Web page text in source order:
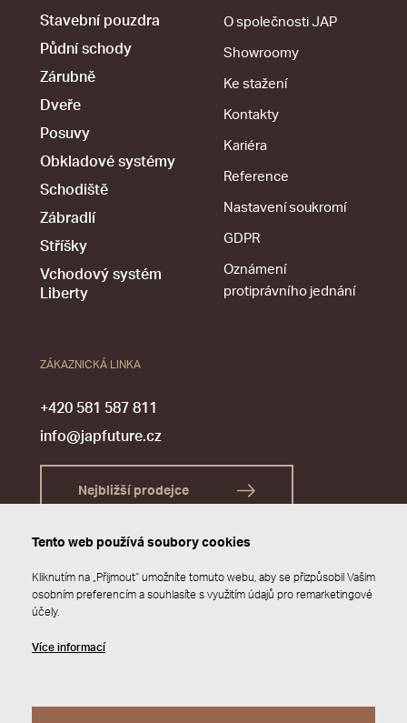
Stavební pouzdra
Půdní schody
Zárubně
Dveře
Posuvy
Obkladové systémy
Schodiště
Zábradlí
Stříšky
Vchodový systém
Liberty
O společnosti JAP
Showroomy
Ke stažení
Kontakty
Kariéra
Reference
Nastavení soukromí
GDPR
Oznámení
protiprávního jednání
ZÁKAZNICKÁ LINKA
+420 581 587 811
info@japfuture.cz
Nejbližší prodejce
Tento web používá soubory cookies
Kliknutím na „Přijmout“ umožníte tomuto webu, aby se přizpůsobil Vašim
osobním preferencím a souhlasíte s využitím údajů pro remarketingové
účely.
Více informací